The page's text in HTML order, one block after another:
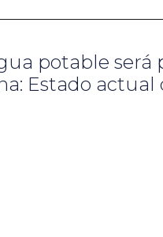
potable
Estado actual